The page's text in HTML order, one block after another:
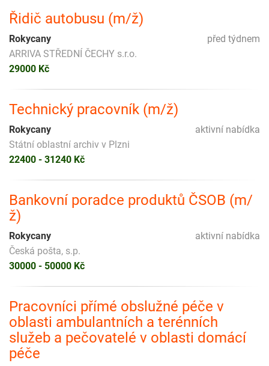
Řidič autobusu (m/ž)
před týdnem
Rokycany
ARRIVA STŘEDNÍ ČECHY s.r.o.
29000 Kč
Technický pracovník (m/ž)
aktivní nabídka
Rokycany
Státní oblastní archiv v Plzni
22400 - 31240 Kč
Bankovní poradce produktů ČSOB (m/
ž)
aktivní nabídka
Rokycany
Česká pošta, s.p.
30000 - 50000 Kč
Pracovníci přímé obslužné péče v
oblasti ambulantních a terénních
služeb a pečovatelé v oblasti domácí
péče